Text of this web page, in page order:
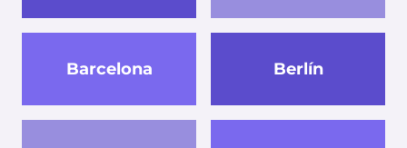
Barcelona Berlín